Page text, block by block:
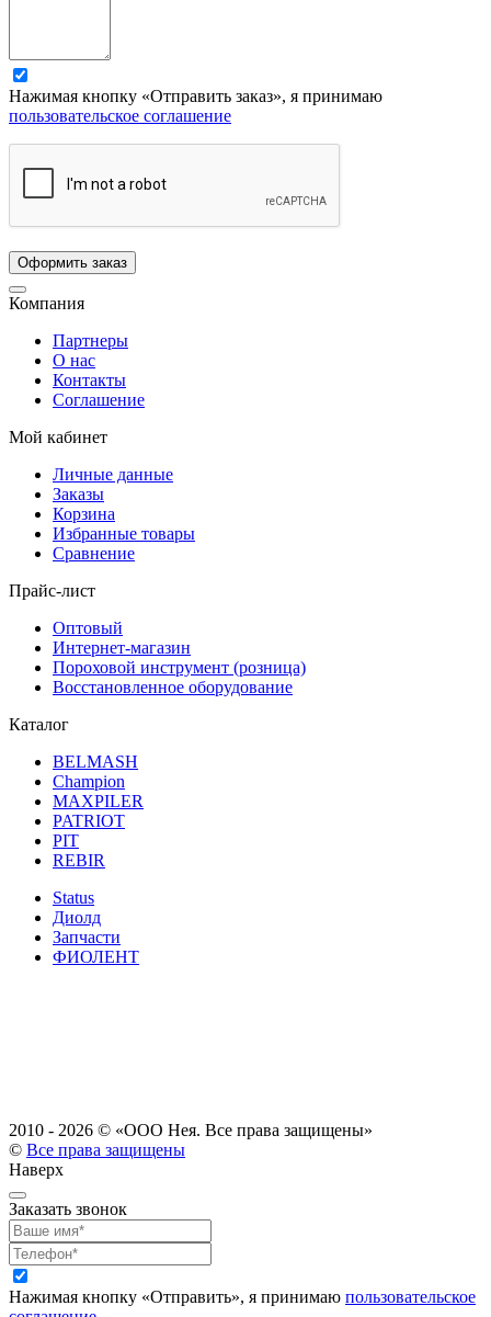
Нажимая кнопку «Отправить заказ», я принимаю
пользовательское соглашение
Компания
Партнеры
О нас
Контакты
Соглашение
Мой кабинет
Личные данные
Заказы
Корзина
Избранные товары
Сравнение
Прайс-лист
Оптовый
Интернет-магазин
Пороховой инструмент (розница)
Восстановленное оборудование
Каталог
BELMASH
Champion
MAXPILER
PATRIOT
PIT
REBIR
Status
Диолд
Запчасти
ФИОЛЕНТ
2010 - 2026 © «ООО Нея. Все права защищены»
© Все права защищены
Наверх
Заказать звонок
Нажимая кнопку «Отправить», я принимаю пользовательское